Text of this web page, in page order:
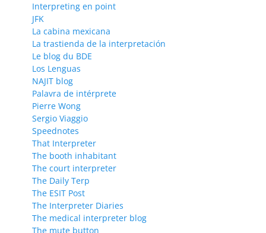
Interpreting en point
JFK
La cabina mexicana
La trastienda de la interpretación
Le blog du BDE
Los Lenguas
NAJIT blog
Palavra de intérprete
Pierre Wong
Sergio Viaggio
Speednotes
That Interpreter
The booth inhabitant
The court interpreter
The Daily Terp
The ESIT Post
The Interpreter Diaries
The medical interpreter blog
The mute button